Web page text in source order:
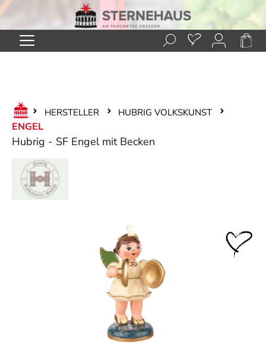
Zum Hauptinhalt springen
HERSTELLER HUBRIG VOLKSKUNST
ENGEL
Hubrig - SF Engel mit Becken
Bildergalerie überspringen